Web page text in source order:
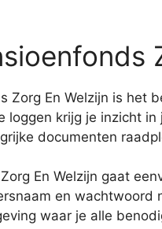
Zorg En Welzijn is het
loggen krijg je inzicht
documenten
En Welzijn gaat
en wachtwoord
waar je alle